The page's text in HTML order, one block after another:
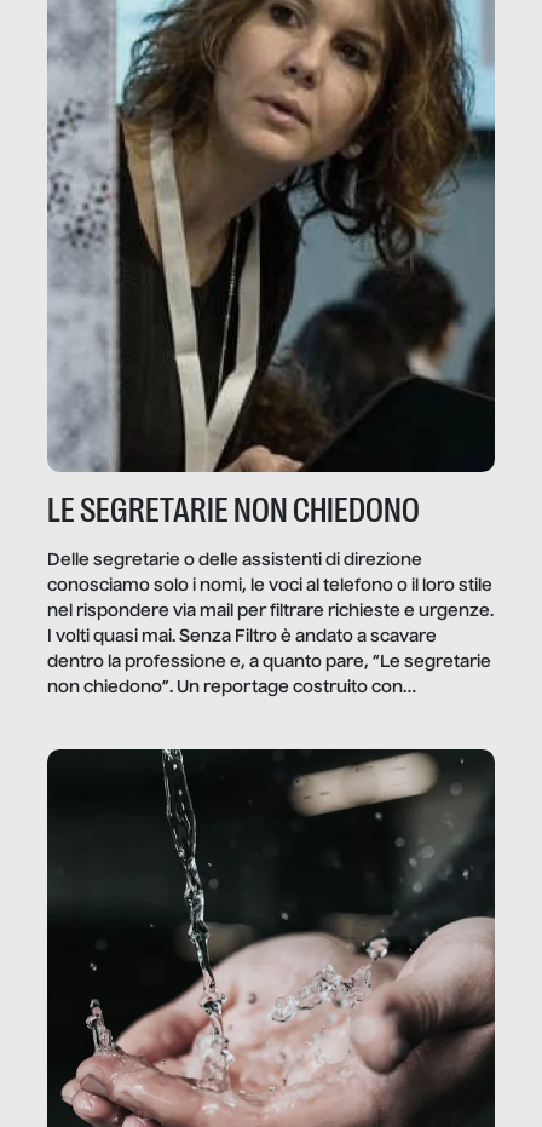
LE SEGRETARIE NON CHIEDONO
Delle segretarie o delle assistenti di direzione
conosciamo solo i nomi, le voci al telefono o il loro stile
nel rispondere via mail per filtrare richieste e urgenze.
I volti quasi mai. Senza Filtro è andato a scavare
dentro la professione e, a quanto pare, “Le segretarie
non chiedono”. Un reportage costruito con